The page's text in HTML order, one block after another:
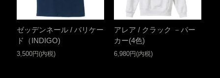
ゼッデンネール / バリケー
ド（INDIGO)
3,500円(内税)
アレア / クラック －パー
カー(4色)
6,980円(内税)